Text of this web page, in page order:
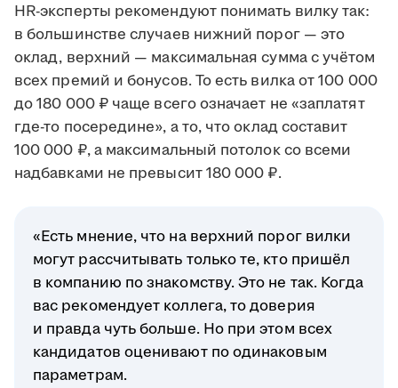
HR-эксперты рекомендуют понимать вилку так:
в большинстве случаев нижний порог — это
оклад, верхний — максимальная сумма с учётом
всех премий и бонусов. То есть вилка от 100 000
до 180 000 ₽ чаще всего означает не «заплатят
где-то посередине», а то, что оклад составит
100 000 ₽, а максимальный потолок со всеми
надбавками не превысит 180 000 ₽.
«Есть мнение, что на верхний порог вилки
могут рассчитывать только те, кто пришёл
в компанию по знакомству. Это не так. Когда
вас рекомендует коллега, то доверия
и правда чуть больше. Но при этом всех
кандидатов оценивают по одинаковым
параметрам.